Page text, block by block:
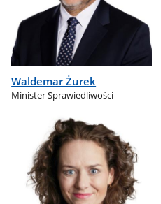
Waldemar Żurek
Minister Sprawiedliwości